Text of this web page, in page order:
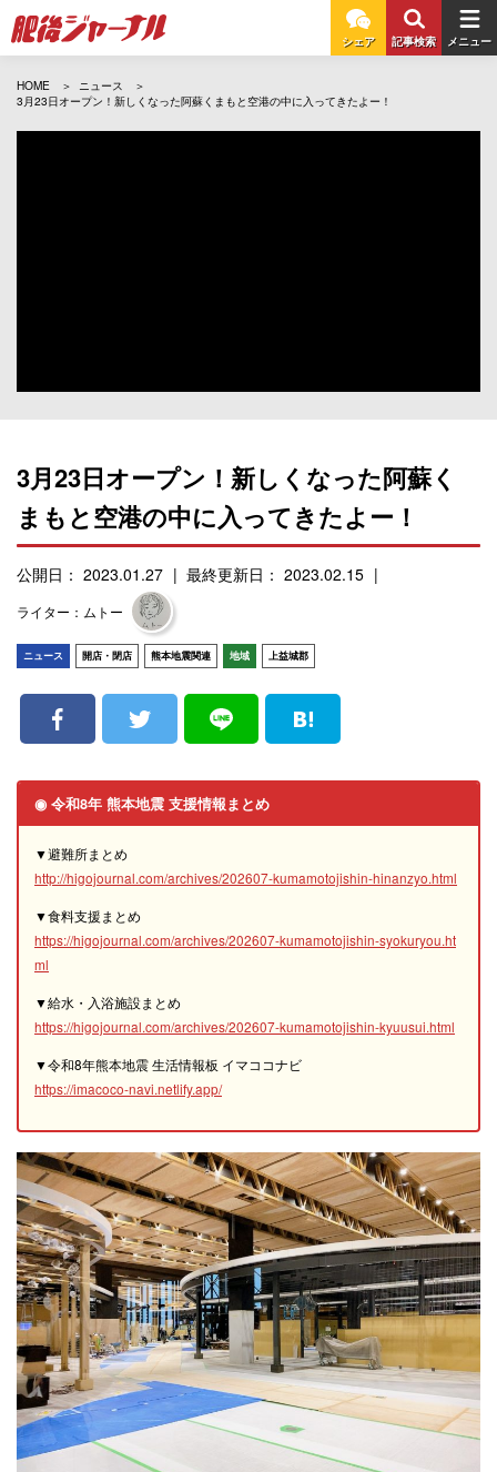
シェア 記事検索 メニュー
HOME
ニュース
3月23日オープン！新しくなった阿蘇くまもと空港の中に入ってきたよー！
3月23日オープン！新しくなった阿蘇く
まもと空港の中に入ってきたよー！
公開日： 2023.01.27 最終更新日： 2023.02.15
ライター：ムトー
ニュース 開店・閉店 熊本地震関連 地域 上益城郡
◉ 令和8年 熊本地震 支援情報まとめ
▼避難所まとめ
http://higojournal.com/archives/202607-kumamotojishin-hinanzyo.html
▼食料支援まとめ
https://higojournal.com/archives/202607-kumamotojishin-syokuryou.ht
ml
▼給水・入浴施設まとめ
https://higojournal.com/archives/202607-kumamotojishin-kyuusui.html
▼令和8年熊本地震 生活情報板 イマココナビ
https://imacoco-navi.netlify.app/